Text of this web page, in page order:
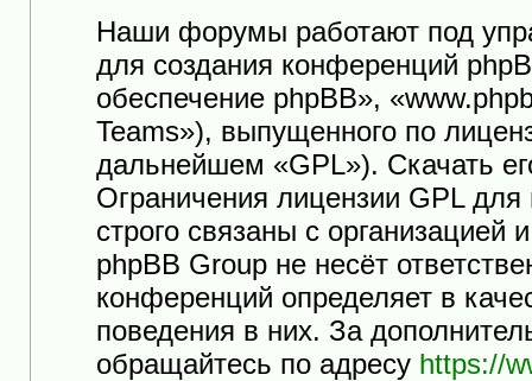
Наши форумы работают под
для создания конференций
обеспечение phpBB»,
Teams»), выпущенного по
дальнейшем «GPL»). Скачать
Ограничения лицензии GPL
строго связаны с
phpBB Group не несёт
конференций определяет в
поведения в них. За
обращайтесь по адресу https://